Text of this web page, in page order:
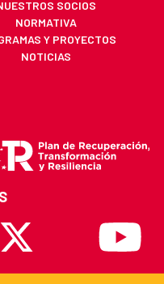
SOCIOS
NORMATIVA
Y PROYECTOS
NOTICIAS
X Youtube